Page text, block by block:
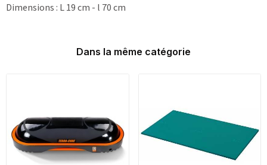
Dimensions : L 19 cm - l 70 cm
Dans la même catégorie